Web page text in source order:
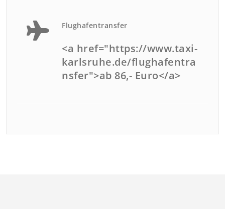
Flughafentransfer
<a href="https://www.taxi-
karlsruhe.de/flughafentra
nsfer">ab 86,- Euro</a>